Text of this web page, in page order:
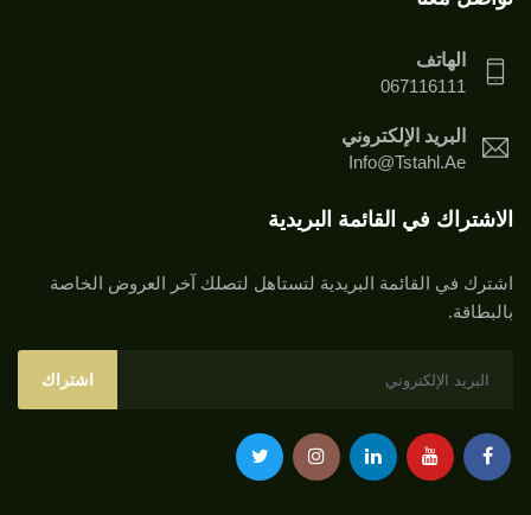
الهاتف
067116111
البريد الإلكتروني
Info@tstahl.ae
الاشتراك في القائمة البريدية
اشترك في القائمة البريدية لتستاهل لتصلك آخر العروض الخاصة
بالبطاقة.
اشتراك